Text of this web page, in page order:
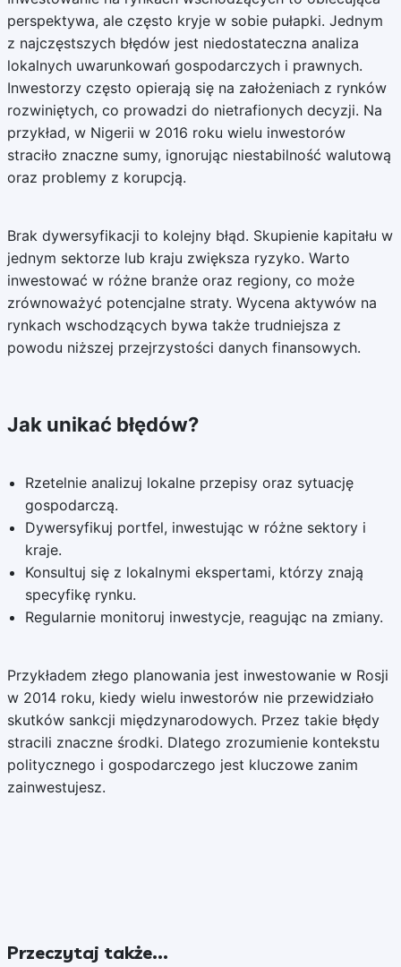
perspektywa, ale często kryje w sobie pułapki. Jednym
z najczęstszych błędów jest niedostateczna analiza
lokalnych uwarunkowań gospodarczych i prawnych.
Inwestorzy często opierają się na założeniach z rynków
rozwiniętych, co prowadzi do nietrafionych decyzji. Na
przykład, w Nigerii w 2016 roku wielu inwestorów
straciło znaczne sumy, ignorując niestabilność walutową
oraz problemy z korupcją.
Brak dywersyfikacji to kolejny błąd. Skupienie kapitału w
jednym sektorze lub kraju zwiększa ryzyko. Warto
inwestować w różne branże oraz regiony, co może
zrównoważyć potencjalne straty. Wycena aktywów na
rynkach wschodzących bywa także trudniejsza z
powodu niższej przejrzystości danych finansowych.
Jak unikać błędów?
Rzetelnie analizuj lokalne przepisy oraz sytuację
gospodarczą.
Dywersyfikuj portfel, inwestując w różne sektory i
kraje.
Konsultuj się z lokalnymi ekspertami, którzy znają
specyfikę rynku.
Regularnie monitoruj inwestycje, reagując na zmiany.
Przykładem złego planowania jest inwestowanie w Rosji
w 2014 roku, kiedy wielu inwestorów nie przewidziało
skutków sankcji międzynarodowych. Przez takie błędy
stracili znaczne środki. Dlatego zrozumienie kontekstu
politycznego i gospodarczego jest kluczowe zanim
zainwestujesz.
Przeczytaj także...